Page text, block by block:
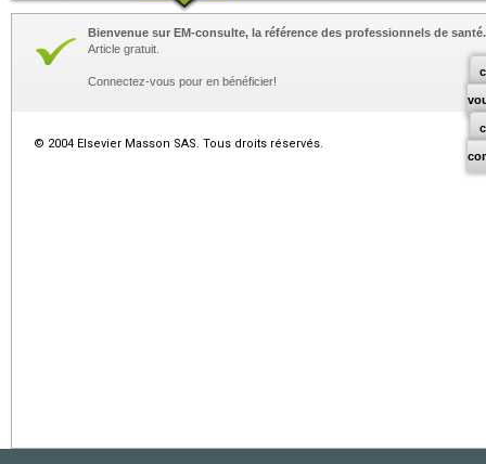
Bienvenue sur EM-consulte, la référence des professionnels de santé.
Article gratuit.
Connectez-vous pour en bénéficier!
© 2004 Elsevier Masson SAS. Tous droits réservés.